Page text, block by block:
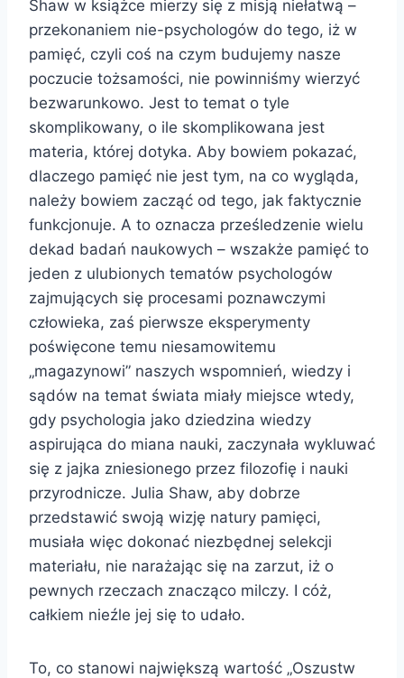
Shaw w książce mierzy się z misją niełatwą –
przekonaniem nie-psychologów do tego, iż w
pamięć, czyli coś na czym budujemy nasze
poczucie tożsamości, nie powinniśmy wierzyć
bezwarunkowo. Jest to temat o tyle
skomplikowany, o ile skomplikowana jest
materia, której dotyka. Aby bowiem pokazać,
dlaczego pamięć nie jest tym, na co wygląda,
należy bowiem zacząć od tego, jak faktycznie
funkcjonuje. A to oznacza prześledzenie wielu
dekad badań naukowych – wszakże pamięć to
jeden z ulubionych tematów psychologów
zajmujących się procesami poznawczymi
człowieka, zaś pierwsze eksperymenty
poświęcone temu niesamowitemu
„magazynowi” naszych wspomnień, wiedzy i
sądów na temat świata miały miejsce wtedy,
gdy psychologia jako dziedzina wiedzy
aspirująca do miana nauki, zaczynała wykluwać
się z jajka zniesionego przez filozofię i nauki
przyrodnicze. Julia Shaw, aby dobrze
przedstawić swoją wizję natury pamięci,
musiała więc dokonać niezbędnej selekcji
materiału, nie narażając się na zarzut, iż o
pewnych rzeczach znacząco milczy. I cóż,
całkiem nieźle jej się to udało.
To, co stanowi największą wartość „Oszustw